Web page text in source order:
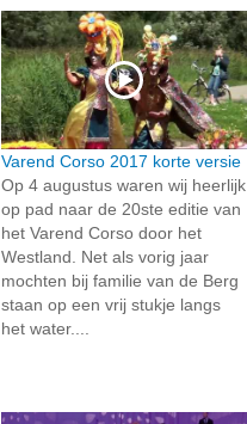
Varend Corso 2017 korte versie
Op 4 augustus waren wij heerlijk
op pad naar de 20ste editie van
het Varend Corso door het
Westland. Net als vorig jaar
mochten bij familie van de Berg
staan op een vrij stukje langs
het water....